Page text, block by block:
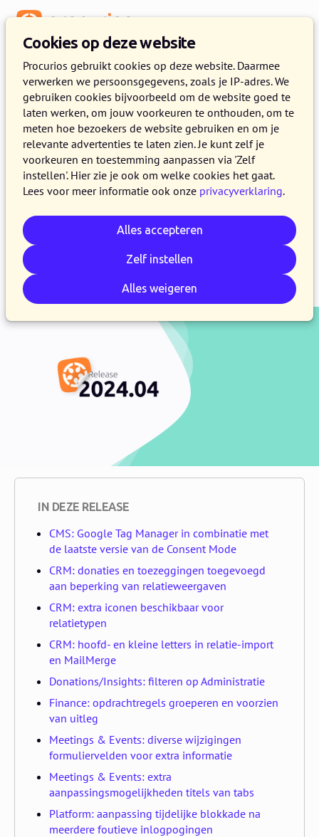
Cookies op deze website
Procurios gebruikt cookies op deze website. Daarmee
verwerken we persoonsgegevens, zoals je IP-adres. We
gebruiken cookies bijvoorbeeld om de website goed te
laten werken, om jouw voorkeuren te onthouden, om te
meten hoe bezoekers de website gebruiken en om je
relevante advertenties te laten zien. Je kunt zelf je
voorkeuren en toestemming aanpassen via 'Zelf
instellen'. Hier zie je ook om welke cookies het gaat.
Lees voor meer informatie ook onze privacyverklaring.
Alles accepteren
Zelf instellen
Alles weigeren
Release 2024.04
2 APRIL 2024 5 MINUTEN LEZEN
Op 2 april 2024 maken alle klanten op de
productieversie van het Procurios Platform
gebruik van release 2024.04. In dit blog lees je
wat er nieuw is en wat er is verbeterd. Kijk voor
meer informatie over de verschillende versies
van het platform op derelease pagina.
E-mail
IN DEZE RELEASE
CMS: Google Tag Manager in combinatie met
de laatste versie van de Consent Mode
CRM: donaties en toezeggingen toegevoegd
aan beperking van relatieweergaven
CRM: extra iconen beschikbaar voor
relatietypen
CRM: hoofd- en kleine letters in relatie-import
en MailMerge
Donations/Insights: filteren op Administratie
Finance: opdrachtregels groeperen en voorzien
van uitleg
Meetings & Events: diverse wijzigingen
formuliervelden voor extra informatie
Meetings & Events: extra
aanpassingsmogelijkheden titels van tabs
Platform: aanpassing tijdelijke blokkade na
meerdere foutieve inlogpogingen